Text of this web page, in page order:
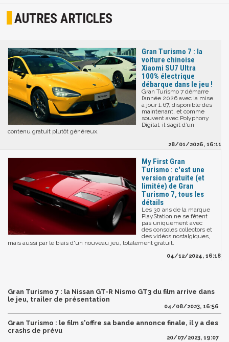
AUTRES ARTICLES
Gran Turismo 7 : la
voiture chinoise
Xiaomi SU7 Ultra
100% électrique
débarque dans le jeu !
Gran Turismo 7 démarre
l’année 2026 avec la mise
à jour 1.67, disponible dès
maintenant, et comme
souvent avec Polyphony
Digital, il s’agit d’un
contenu gratuit plutôt généreux.
28/01/2026, 16:11
My First Gran
Turismo : c'est une
version gratuite (et
limitée) de Gran
Turismo 7, tous les
détails
Les 30 ans de la marque
PlayStation ne se fêtent
pas uniquement avec
des consoles collectors et
des vidéos nostalgiques,
mais aussi par le biais d'un nouveau jeu, totalement gratuit.
04/12/2024, 16:18
Gran Turismo 7 : la Nissan GT-R Nismo GT3 du film arrive dans
le jeu, trailer de présentation
04/08/2023, 16:56
Gran Turismo : le film s'offre sa bande annonce finale, il y a des
crashs de prévu
20/07/2023, 19:07